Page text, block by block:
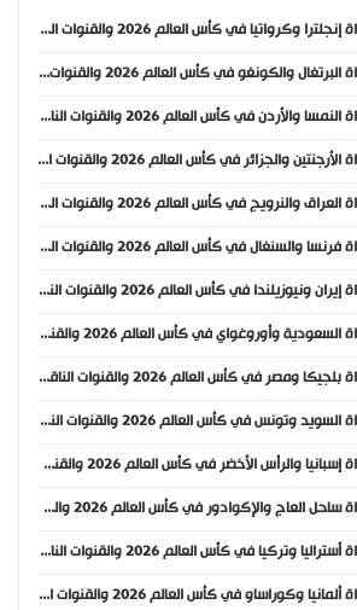
موعد مباراة إنجلترا وكرواتيا في كأس العالم 2026 والقنوات الناقلة
موعد مباراة البرتغال والكونغو في كأس العالم 2026 والقنوات الناقلة
موعد مباراة النمسا والأردن في كأس العالم 2026 والقنوات الناقلة
موعد مباراة الأرجنتين والجزائر في كأس العالم 2026 والقنوات الناقلة
موعد مباراة العراق والنرويج في كأس العالم 2026 والقنوات الناقلة
موعد مباراة فرنسا والسنغال في كأس العالم 2026 والقنوات الناقلة
موعد مباراة إيران ونيوزيلندا في كأس العالم 2026 والقنوات الناقلة
موعد مباراة السعودية وأوروغواي في كأس العالم 2026 والقنوات الناقلة
موعد مباراة بلجيكا ومصر في كأس العالم 2026 والقنوات الناقلة
موعد مباراة السويد وتونس في كأس العالم 2026 والقنوات الناقلة
موعد مباراة إسبانيا والرأس الأخضر في كأس العالم 2026 والقنوات الناقلة
موعد مباراة ساحل العاج والإكوادور في كأس العالم 2026 والقنوات الناقلة
موعد مباراة أستراليا وتركيا في كأس العالم 2026 والقنوات الناقلة
موعد مباراة ألمانيا وكوراساو في كأس العالم 2026 والقنوات الناقلة